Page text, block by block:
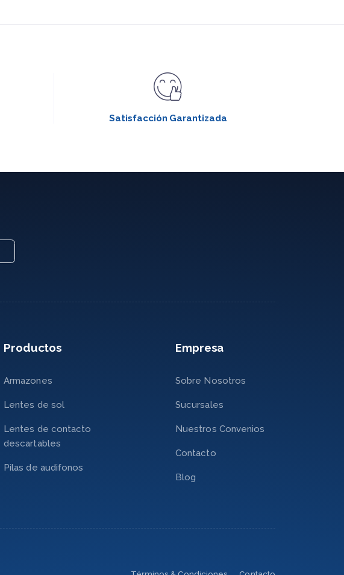
Satisfacción Garantizada
Productos
Armazones
Lentes de sol
Lentes de contacto
descartables
Pilas de audifonos
Empresa
Sobre Nosotros
Sucursales
Nuestros Convenios
Contacto
Blog